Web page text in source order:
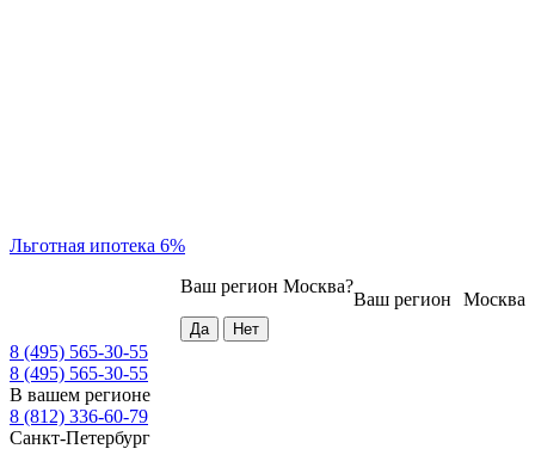
Льготная ипотека 6%
Москва
Ваш регион
Ваш регион Москва?
8 (495) 565-30-55
8 (495) 565-30-55
В вашем регионе
8 (812) 336-60-79
Санкт-Петербург